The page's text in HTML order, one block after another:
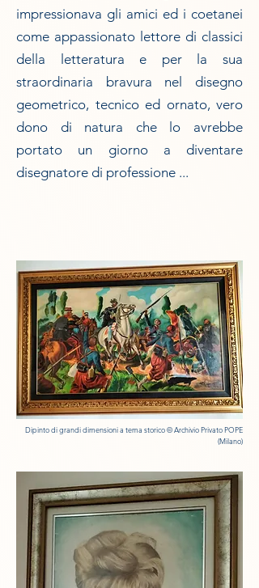
impressionava gli amici ed i coetanei
come appassionato lettore di classici
della letteratura e per la sua
straordinaria bravura nel disegno
geometrico, tecnico ed ornato, vero
dono di natura che lo avrebbe
portato un giorno a diventare
disegnatore di professione ...
Dipinto di grandi dimensioni a tema storico© Archivio Privato POPE
(Milano)